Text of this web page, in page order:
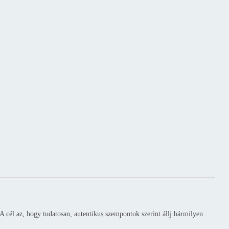
cél az, hogy tudatosan, autentikus szempontok szerint állj bármilyen